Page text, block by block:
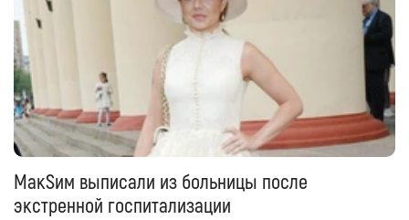
МакSим выписали из больницы после
экстренной госпитализации